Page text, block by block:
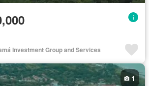
Investment Group and Services
1